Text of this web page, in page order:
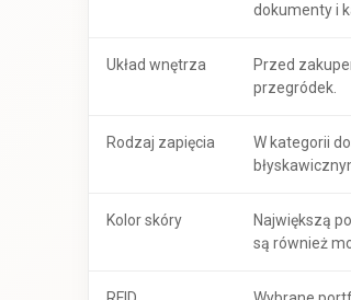
dokumenty i
Układ wnętrza
Przed
przegródek.
Rodzaj zapięcia
W kategorii
Kolor skóry
Największą
są również